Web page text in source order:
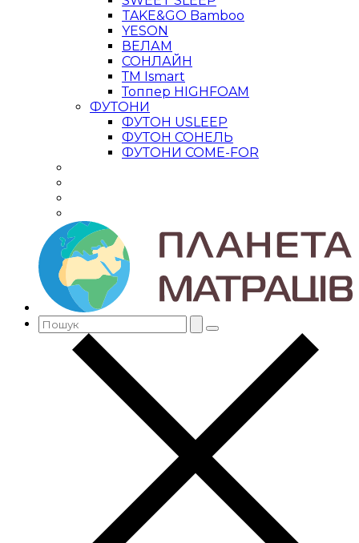
TAKE&GO Bamboo
YESON
ВЕЛАМ
СОНЛАЙН
ТМ Ismart
Топпер HIGHFOAM
ФУТОНИ
ФУТОН USLEEP
ФУТОН СОНЕЛЬ
ФУТОНИ COME-FOR